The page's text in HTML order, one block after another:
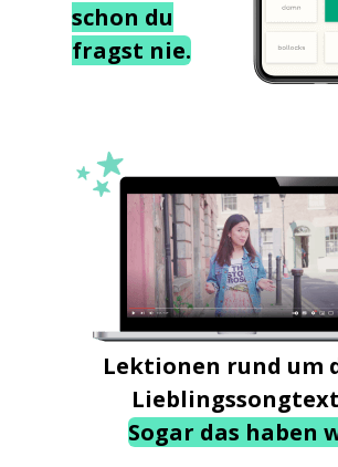
schon du
fragst nie.
Lektionen rund um
Sogar das haben